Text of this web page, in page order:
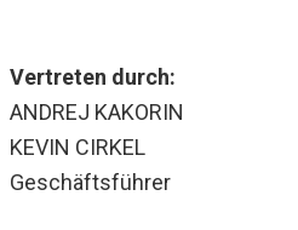
Vertreten durch:
ANDREJ KAKORIN
KEVIN CIRKEL
Geschäftsführer